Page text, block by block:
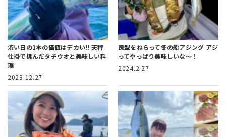
渋い日の1本の価値はデカい!! 天秤
仕掛で挑んだタチウオと美味しい料
理
2023.12.27
良型をねらって冬の船アジング アジ
ってやっぱり美味しいな～！
2024.2.27